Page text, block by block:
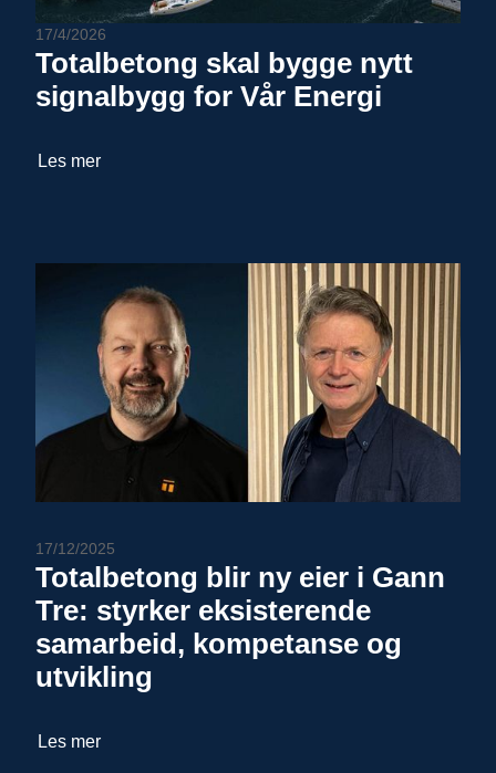
17/4/2026
Totalbetong skal bygge nytt
signalbygg for Vår Energi
Les mer
17/12/2025
Totalbetong blir ny eier i Gann
Tre: styrker eksisterende
samarbeid, kompetanse og
utvikling
Les mer